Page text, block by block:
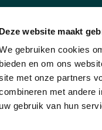
Deze website maakt
gebruiken cookies
bieden en om ons
met onze partners
met andere
uw gebruik van hun